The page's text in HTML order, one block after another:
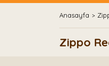
Anasayfa
Zippo